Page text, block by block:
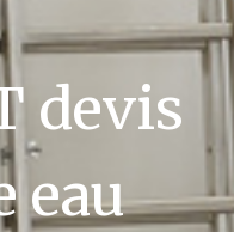
devis
eau